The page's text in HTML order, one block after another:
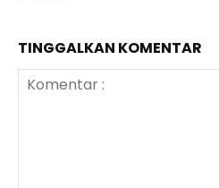
TINGGALKAN KOMENTAR